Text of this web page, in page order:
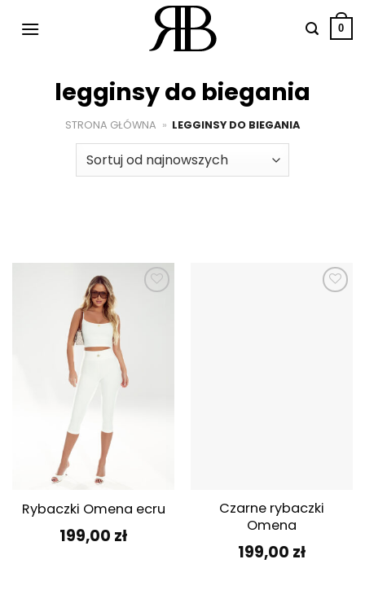
0
legginsy do biegania
STRONA GŁÓWNA » LEGGINSY DO BIEGANIA
ulubionych
Rybaczki Omena ecru
199,00 zł
Czarne rybaczki
Omena
199,00 zł